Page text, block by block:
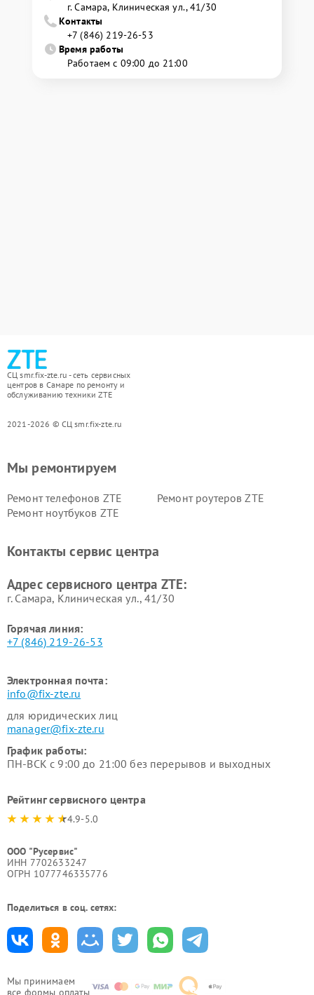
г. Самара, Клиническая ул., 41/30
Контакты
+7 (846) 219-26-53
Время работы
Работаем с 09:00 до 21:00
СЦ smr.fix-zte.ru - сеть сервисных
центров в Самаре по ремонту и
обслуживанию техники ZTE
2021-2026 © СЦ smr.fix-zte.ru
Мы принимаем
все формы оплаты
Мы ремонтируем
Ремонт телефонов ZTE
Ремонт роутеров ZTE
Ремонт ноутбуков ZTE
Контакты сервис центра
Адрес сервисного центра ZTE:
г. Самара, Клиническая ул., 41/30
Горячая линия:
+7 (846) 219-26-53
Электронная почта:
info@fix-zte.ru
для юридических лиц
manager@fix-zte.ru
График работы:
ПН-ВСК с 9:00 до 21:00 без перерывов и выходных
Рейтинг сервисного центра
4.9-5.0
ООО "Русервис"
ИНН 7702633247
ОГРН 1077746335776
Поделиться в соц. сетях: